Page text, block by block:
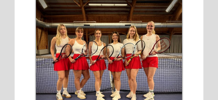
Veranstaltungen
Kontakt